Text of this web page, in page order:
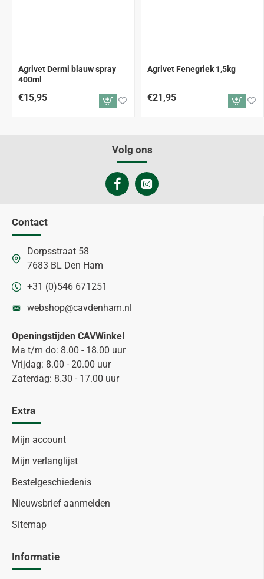
Agrivet Dermi blauw spray
400ml
€15,95
Agrivet Fenegriek 1,5kg
€21,95
Volg ons
Contact
Dorpsstraat 58
7683 BL Den Ham
+31 (0)546 671251
webshop@cavdenham.nl
Openingstijden CAVWinkel
Ma t/m do: 8.00 - 18.00 uur
Vrijdag: 8.00 - 20.00 uur
Zaterdag: 8.30 - 17.00 uur
Extra
Mijn account
Mijn verlanglijst
Bestelgeschiedenis
Nieuwsbrief aanmelden
Sitemap
Informatie